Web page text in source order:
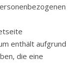
enthält aufgrund
die eine